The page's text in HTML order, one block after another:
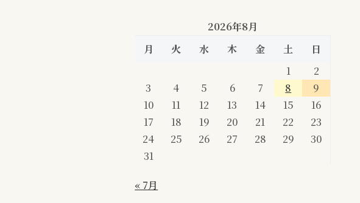
2026年8月
月
火 水 木 金 土
日
1
2
3
4 5 6 7 8
9
10
11 12 13 14 15
16
17
18 19 20 21 22
23
24
25 26 27 28 29
30
31
« 7月